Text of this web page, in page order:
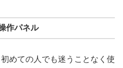
作パネル
めての人でも迷うことなく使